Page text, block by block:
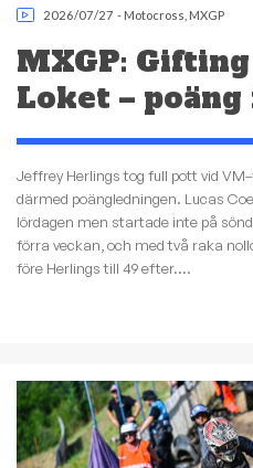
2026/07/27 - Motocross MXGP
MXGP:
Loket –
Jeffrey Herlings tog full pott vid
därmed poängledningen. Lucas
lördagen men startade inte på
förra veckan, och med två raka
före Herlings till 49 efter....